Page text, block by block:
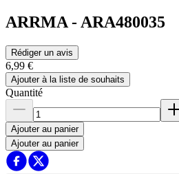
ARRMA - ARA480035
Rédiger un avis
6,99 €
Ajouter à la liste de souhaits
Quantité
Ajouter au panier
Ajouter au panier